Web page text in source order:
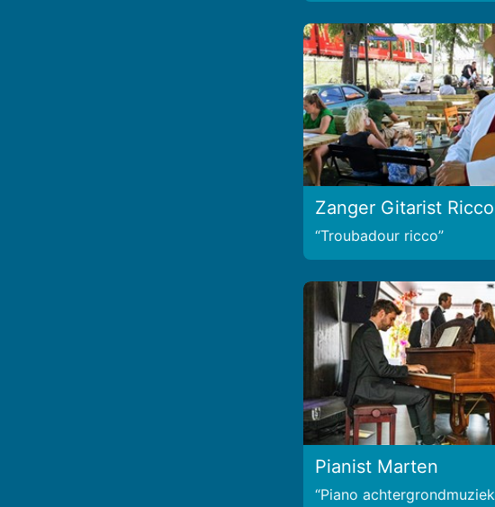
Zanger Gitarist Ricco
Troubadour ricco
Pianist Marten
Piano achtergrondmuziek